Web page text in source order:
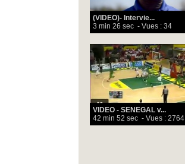
(VIDEO)- Intervie...
3 min 26 sec - Vues : 34
VIDEO - SENEGAL v...
42 min 52 sec - Vues : 2764